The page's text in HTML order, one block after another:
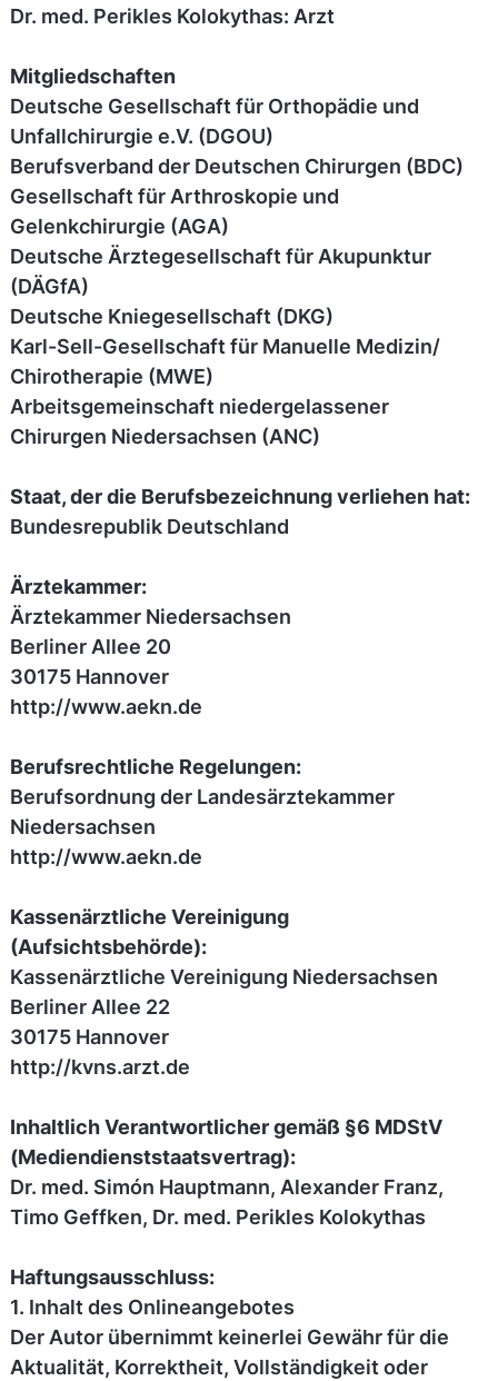
Dr. med. Perikles Kolokythas: Arzt
Mitgliedschaften
Deutsche Gesellschaft für Orthopädie und
Unfallchirurgie e.V. (DGOU)
Berufsverband der Deutschen Chirurgen (BDC)
Gesellschaft für Arthroskopie und
Gelenkchirurgie (AGA)
Deutsche Ärztegesellschaft für Akupunktur
(DÄGfA)
Deutsche Kniegesellschaft (DKG)
Karl-Sell-Gesellschaft für Manuelle Medizin/
Chirotherapie (MWE)
Arbeitsgemeinschaft niedergelassener
Chirurgen Niedersachsen (ANC)
Staat, der die Berufsbezeichnung verliehen hat:
Bundesrepublik Deutschland
Ärztekammer:
Ärztekammer Niedersachsen
Berliner Allee 20
30175 Hannover
http://www.aekn.de
Berufsrechtliche Regelungen:
Berufsordnung der Landesärztekammer
Niedersachsen
http://www.aekn.de
Kassenärztliche Vereinigung
(Aufsichtsbehörde):
Kassenärztliche Vereinigung Niedersachsen
Berliner Allee 22
30175 Hannover
http://kvns.arzt.de
Inhaltlich Verantwortlicher gemäß §6 MDStV
(Mediendienststaatsvertrag):
Dr. med. Simón Hauptmann, Alexander Franz,
Timo Geffken, Dr. med. Perikles Kolokythas
Haftungsausschluss:
1. Inhalt des Onlineangebotes
Der Autor übernimmt keinerlei Gewähr für die
Aktualität, Korrektheit, Vollständigkeit oder